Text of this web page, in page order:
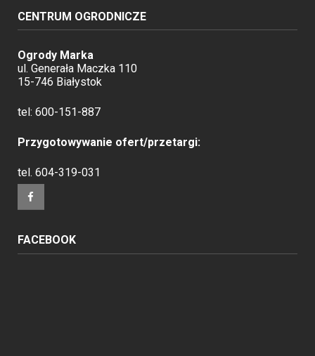
CENTRUM OGRODNICZE
Ogrody Marka
ul. Generała Maczka 110
15-746 Białystok
tel: 600-151-887
Przygotowywanie ofert/przetargi:
tel. 604-319-031
FACEBOOK